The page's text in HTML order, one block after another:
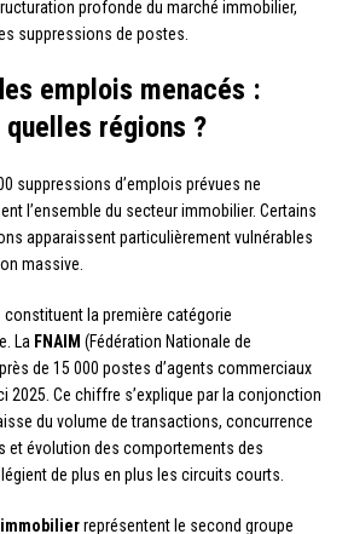
profonde du marché immobilier,
suppressions de postes.
emplois menacés :
régions ?
suppressions d’emplois prévues ne
l’ensemble du secteur immobilier. Certains
apparaissent particulièrement vulnérables
massive.
constituent la première catégorie
La FNAIM (Fédération Nationale de
de 15 000 postes d’agents commerciaux
2025. Ce chiffre s’explique par la conjonction
du volume de transactions, concurrence
et évolution des comportements des
de plus en plus les circuits courts.
représentent le second groupe